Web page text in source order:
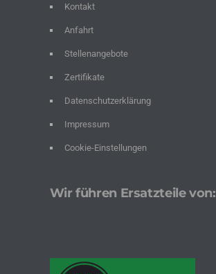
Kontakt
Anfahrt
Stellenangebote
Zertifikate
Datenschutzerklärung
Impressum
Cookie-Einstellungen
Wir führen Ersatzteile von: